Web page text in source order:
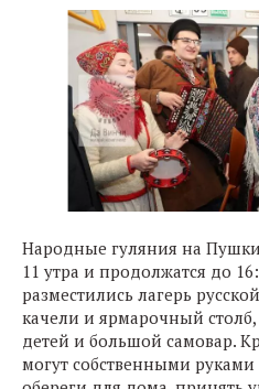
Народные гуляния на
11 утра и продолжатся до
разместились лагерь
качели и ярмарочный
детей и большой самовар.
могут собственными